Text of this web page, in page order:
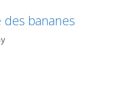
des bananes